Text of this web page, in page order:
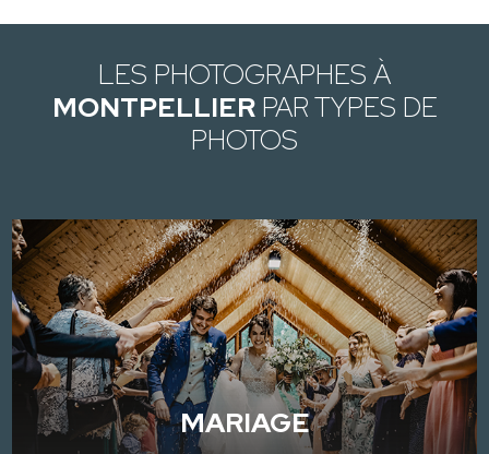
LES PHOTOGRAPHES À
MONTPELLIERPAR TYPES DE
PHOTOS
MARIAGE